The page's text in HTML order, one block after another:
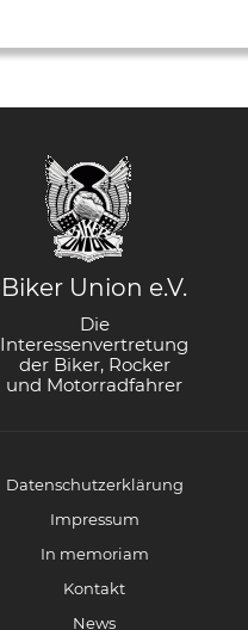
Biker Union e.V.
Die
Interessenvertretung
der Biker, Rocker
und Motorradfahrer
Datenschutzerklärung
Impressum
In memoriam
Kontakt
News